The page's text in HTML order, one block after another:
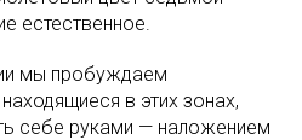
естественное.
мы пробуждаем
в этих зонах,
себе руками — наложением